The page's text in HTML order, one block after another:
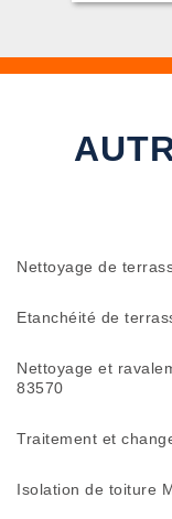
Nettoyage de
Etanchéité de
Nettoyage et
83570
Traitement et
Isolation de toiture